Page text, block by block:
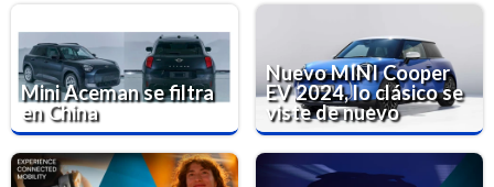
Mini Aceman se filtra
en China
Nuevo MINI Cooper
EV 2024, lo clásico se
viste de nuevo